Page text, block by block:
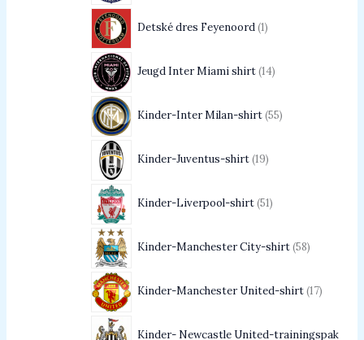
Detské dres Feyenoord 1
Jeugd Inter Miami shirt 14
Kinder-Inter Milan-shirt 55
Kinder-Juventus-shirt 19
Kinder-Liverpool-shirt 51
Kinder-Manchester City-shirt 58
Kinder-Manchester United-shirt 17
Kinder- Newcastle United-trainingspak